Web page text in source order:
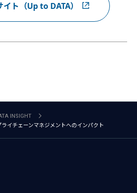
ト（Up to DATA）
INSIGHT
イチェーンマネジメントへのインパクト